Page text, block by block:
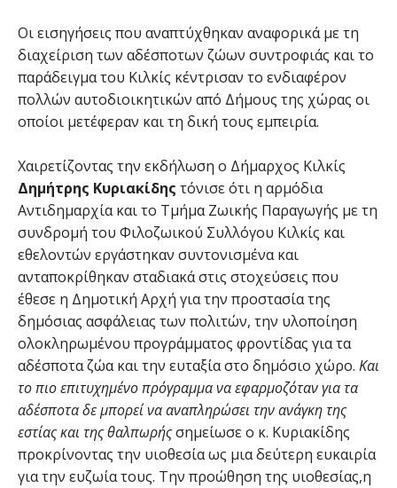
Οι εισηγήσεις που αναπτύχθηκαν αναφορικά με τη
διαχείριση των αδέσποτων ζώων συντροφιάς και το
παράδειγμα του Κιλκίς κέντρισαν το ενδιαφέρον
πολλών αυτοδιοικητικών από Δήμους της χώρας οι
οποίοι μετέφεραν και τη δική τους εμπειρία.
Χαιρετίζοντας την εκδήλωση ο Δήμαρχος Κιλκίς
Δημήτρης Κυριακίδης τόνισε ότι η αρμόδια
Αντιδημαρχία και το Τμήμα Ζωικής Παραγωγής με τη
συνδρομή του Φιλοζωικού Συλλόγου Κιλκίς και
εθελοντών εργάστηκαν συντονισμένα και
ανταποκρίθηκαν σταδιακά στις στοχεύσεις που
έθεσε η Δημοτική Αρχή για την προστασία της
δημόσιας ασφάλειας των πολιτών, την υλοποίηση
ολοκληρωμένου προγράμματος φροντίδας για τα
αδέσποτα ζώα και την ευταξία στο δημόσιο χώρο. Και
το πιο επιτυχημένο πρόγραμμα να εφαρμοζόταν για τα
αδέσποτα δε μπορεί να αναπληρώσει την ανάγκη της
εστίας και της θαλπωρήςσημείωσε ο κ. Κυριακίδης
προκρίνοντας την υιοθεσία ως μια δεύτερη ευκαιρία
για την ευζωία τους. Την προώθηση της υιοθεσίας,η